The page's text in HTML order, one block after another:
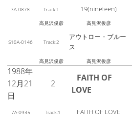
7A-0878 Track:1 19(nineteen)
高見沢俊彦 高見沢俊彦
S10A-0146 Track:2
アウトロー・ブルー
ス
高見沢俊彦 高見沢俊彦
1988年
12月21
日
2
FAITH OF
LOVE
7A-0935 Track:1 FAITH OF LOVE